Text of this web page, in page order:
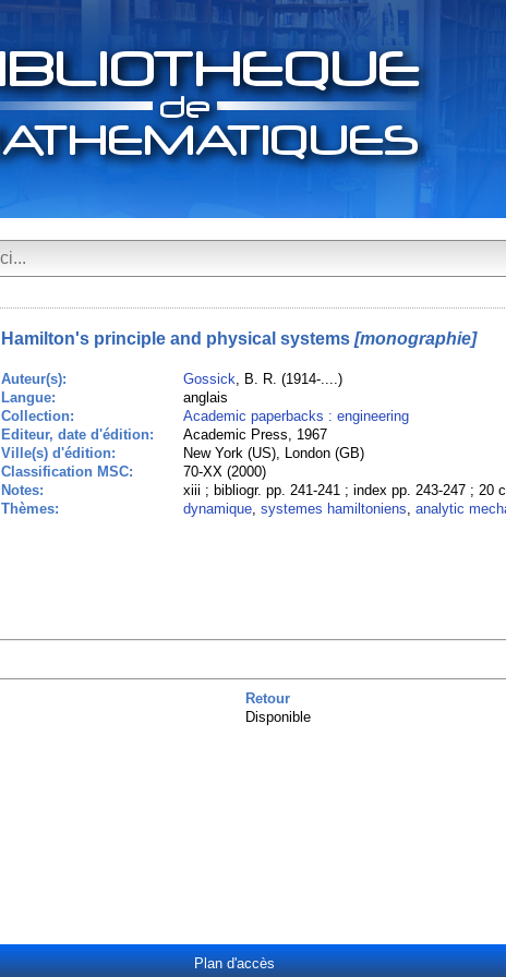
Hamilton's principle and physical systems[monographie]
Auteur(s): Gossick, B. R. (1914-....)
Langue:
anglais
Collection:
Academic paperbacks : engineering
Editeur, date d'édition:
Academic Press, 1967
Ville(s) d'édition:
New York (US), London (GB)
Classification MSC:
70-XX (2000)
Notes:
xiii ; bibliogr. pp. 241-241 ; index pp. 243-247 ; 20
Thèmes:
dynamique, systemes hamiltoniens, analytic
Retour
Disponible
Plan d'accès